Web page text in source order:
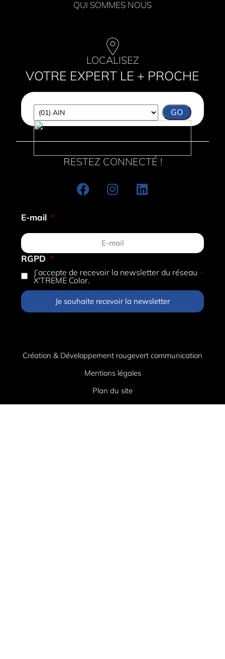
QUI SOMMES NOUS
LOCALISEZ
VOTRE EXPERT LE + PROCHE
RESTEZ CONNECTÉ !
E-mail *
RGPD *
J’accepte de recevoir la newsletter du réseau
X'TREME Color.
*
Création & Développement rougevert communication
Mentions légales
Plan du site